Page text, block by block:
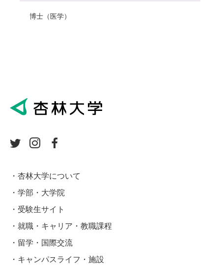
博士（医学）
杏林大学について
学部・大学院
受験生サイト
就職・キャリア・教職課程
留学・国際交流
キャンパスライフ・施設